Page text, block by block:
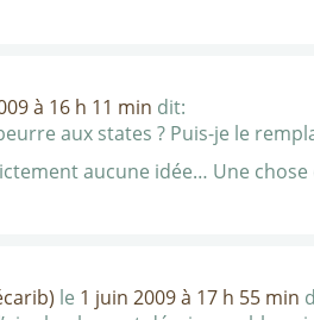
à 16 h 11 min dit:
aux states ? Puis-je le
aucune idée… Une
le 1 juin 2009 à 17 h 55 min